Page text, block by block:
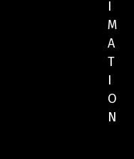
I
M
A
T
I
O
N